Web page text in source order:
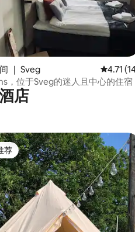
分 5 分），共 5 条评价
｜ Sveg 平均评
4.71
，位于Sveg的迷人且中心的住宿
店
荐
荐